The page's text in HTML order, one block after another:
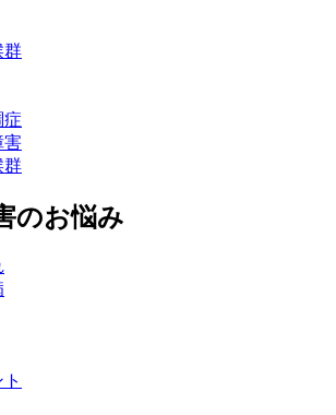
群
症
害
群
のお悩み